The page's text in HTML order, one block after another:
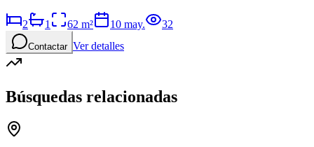
2 1 62 m² 10 may. 32
Contactar Ver detalles
Búsquedas relacionadas